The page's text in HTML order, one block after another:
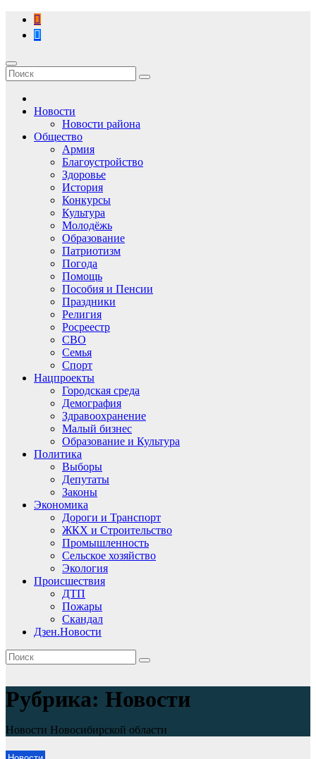
Перейти
содержимому
Новости
Новости района
Общество
Армия
Благоустройство
Здоровье
История
Конкурсы
Культура
Молодёжь
Образование
Патриотизм
Погода
Помощь
Пособия и Пенсии
Праздники
Религия
Росреестр
СВО
Семья
Спорт
Нацпроекты
Городская среда
Демография
Здравоохранение
Малый бизнес
Образование и Культура
Политика
Выборы
Депутаты
Законы
Экономика
Дороги и Транспорт
ЖКХ и Строительство
Промышленность
Сельское хозяйство
Экология
Происшествия
ДТП
Пожары
Скандал
Дзен.Новости
Рубрика: Новости
Новости Новосибирской области